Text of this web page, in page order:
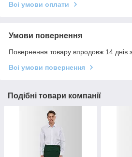
Всі умови оплати
Умови повернення
Повернення товару впродовж 14 днів
Всі умови повернення
Подібні товари компанії